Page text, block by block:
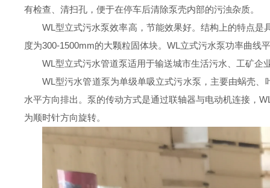
有检查、清扫孔，便于在停车后清除泵壳内部的污浊杂质。
WL型立式污水泵效率高，节能效果好。结构上的特点
度为300-1500mm的大颗粒固体块。WL立式污水泵功率曲线
WL型立式污水管道泵适用于输送城市生活污水、工矿企
WL型污水管道泵为单级单吸立式污水泵，主要由蜗壳
水平方向排出。泵的传动方式是通过联轴器与电动机连接，
为顺时针方向旋转。